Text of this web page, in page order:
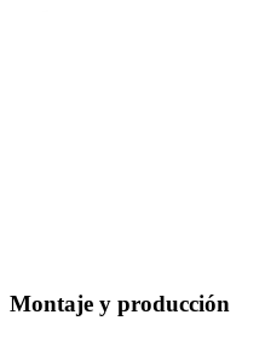
Montaje y producción